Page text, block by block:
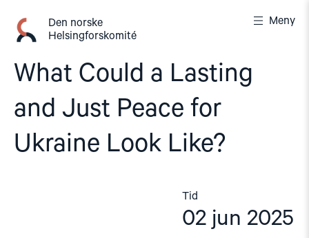
innhold
Den norske
Helsingforskomité
Meny
What Could a Lasting
and Just Peace for
Ukraine Look Like?
Tid
02 jun 2025